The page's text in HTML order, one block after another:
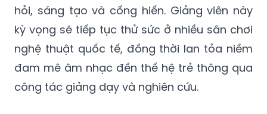
hỏi, sáng tạo và cống hiến. Giảng viên này
kỳ vọng sẽ tiếp tục thử sức ở nhiều sân chơi
nghệ thuật quốc tế, đồng thời lan tỏa niềm
đam mê âm nhạc đến thế hệ trẻ thông qua
công tác giảng dạy và nghiên cứu.